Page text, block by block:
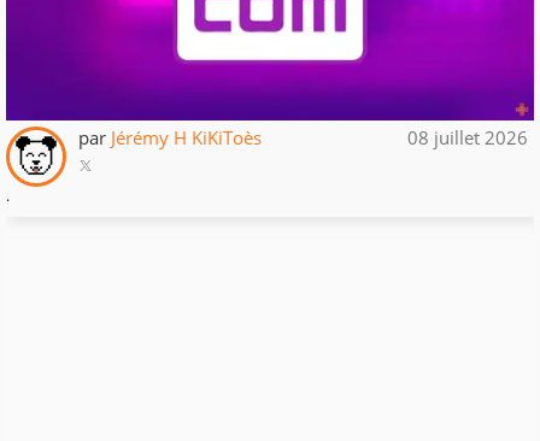
par Jérémy H KiKiToès 08 juillet 2026
.